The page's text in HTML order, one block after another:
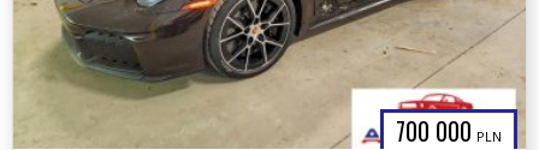
700 000 PLN